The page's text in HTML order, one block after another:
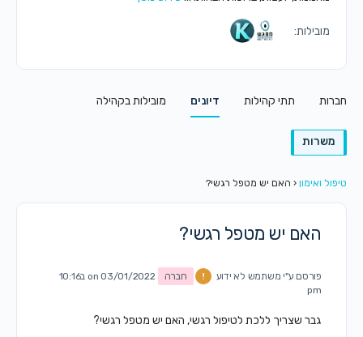
מובילות:
חברות תתי קהילות דיונים מובילות בקהילה
משרות
טיפול ואימון ‹ האם יש מטפל רגשי?
האם יש מטפל רגשי?
פורסם ע"ימשתמש לא ידוע חברה
on 03/01/2022 ב10:16
pm
גבר שצריך ללכת לטיפול רגשי, האם יש מטפל רגשי?